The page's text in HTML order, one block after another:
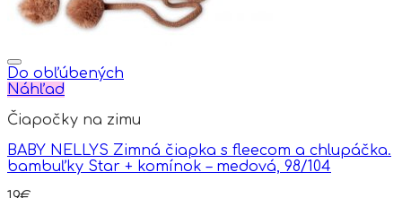
Do obľúbených
Náhľad
Čiapočky na zimu
BABY NELLYS Zimná čiapka s fleecom a chlupáčka.
bambuľky Star + komínok – medová, 98/104